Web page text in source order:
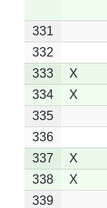
331
332
333
X
334
X
335
336
337
X
338
X
339